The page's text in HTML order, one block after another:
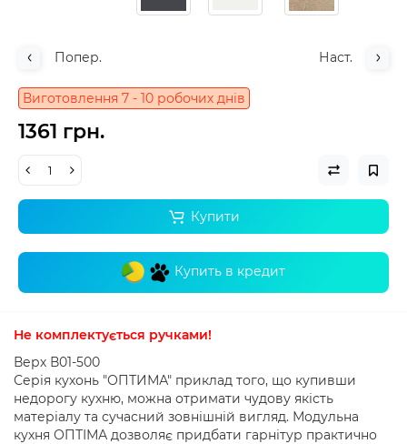
Попер. Наст.
Виготовлення 7 - 10 робочих днів
1361 грн.
Купити
Купить в кредит
Не комплектується ручками!
Верх В01-500
Серія кухонь "ОПТИМА" приклад того, що купивши
недорогу кухню, можна отримати чудову якість
матеріалу та сучасний зовнішній вигляд. Модульна
кухня ОПТІМА дозволяє придбати гарнітур практично